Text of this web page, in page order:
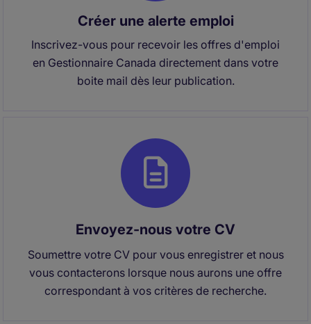
Créer une alerte emploi
Inscrivez-vous pour recevoir les offres d'emploi
en Gestionnaire Canada directement dans votre
boite mail dès leur publication.
Envoyez-nous votre CV
Soumettre votre CV pour vous enregistrer et nous
vous contacterons lorsque nous aurons une offre
correspondant à vos critères de recherche.